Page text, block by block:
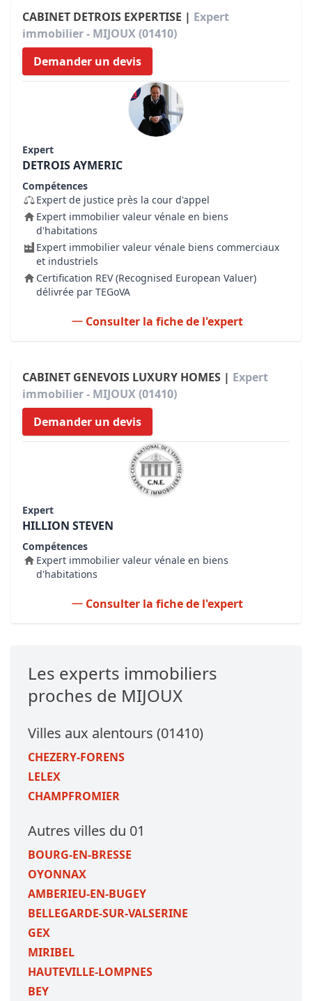
CABINET DETROIS EXPERTISE | Expert
immobilier - MIJOUX (01410)
Demander un devis
Expert
DETROIS AYMERIC
Compétences
Expert de justice près la cour d'appel
Expert immobilier valeur vénale en biens
d'habitations
Expert immobilier valeur vénale biens commerciaux
et industriels
Certification REV (Recognised European Valuer)
délivrée par TEGoVA
Consulter la fiche de l'expert
CABINET GENEVOIS LUXURY HOMES | Expert
immobilier - MIJOUX (01410)
Demander un devis
Expert
HILLION STEVEN
Compétences
Expert immobilier valeur vénale en biens
d'habitations
Consulter la fiche de l'expert
Les experts immobiliers
proches de MIJOUX
Villes aux alentours (01410)
CHEZERY-FORENS
LELEX
CHAMPFROMIER
Autres villes du 01
BOURG-EN-BRESSE
OYONNAX
AMBERIEU-EN-BUGEY
BELLEGARDE-SUR-VALSERINE
GEX
MIRIBEL
HAUTEVILLE-LOMPNES
BEY